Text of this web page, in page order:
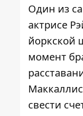
Один из
актрисе
йоркской
момент
свести